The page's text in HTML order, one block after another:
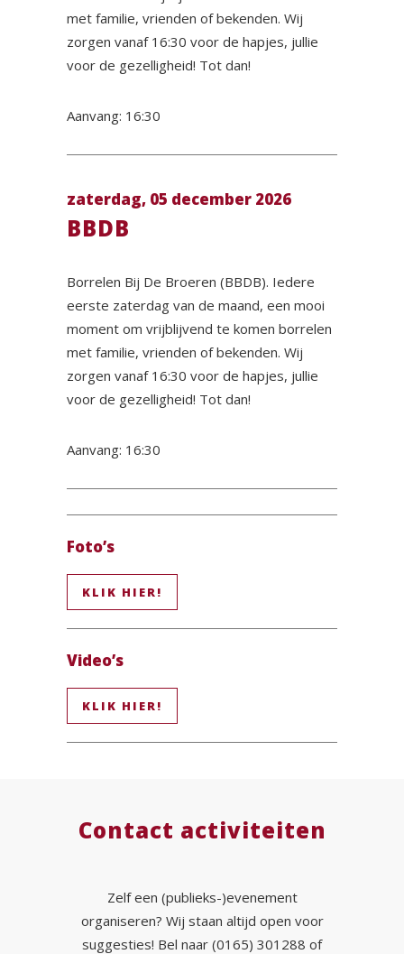
met familie, vrienden of bekenden. Wij
zorgen vanaf 16:30 voor de hapjes, jullie
voor de gezelligheid! Tot dan!
Aanvang: 16:30
zaterdag, 05 december 2026
BBDB
Borrelen Bij De Broeren (BBDB). Iedere
eerste zaterdag van de maand, een mooi
moment om vrijblijvend te komen borrelen
met familie, vrienden of bekenden. Wij
zorgen vanaf 16:30 voor de hapjes, jullie
voor de gezelligheid! Tot dan!
Aanvang: 16:30
Foto’s
KLIK HIER!
Video’s
KLIK HIER!
Contact activiteiten
Zelf een (publieks-)evenement
organiseren? Wij staan altijd open voor
suggesties! Bel naar (0165) 301288 of